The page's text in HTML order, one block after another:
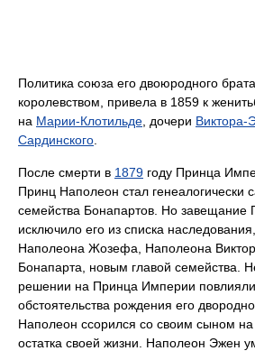
Политика союза его двоюродного
королевством, привела в 1859 к
на Марии-Клотильде , дочери Виктора-
Сардинского
После смерти в 1879 году Принца
Принц Наполеон стал
семейства Бонапартов. Но
исключило его из списка
Наполеона Жозефа, Наполеона
Бонапарта, новым главой семейства.
решении на Принца Империи
обстоятельства рождения его
Наполеон ссорился со своим сыном на
остатка своей жизни. Наполеон Эжен